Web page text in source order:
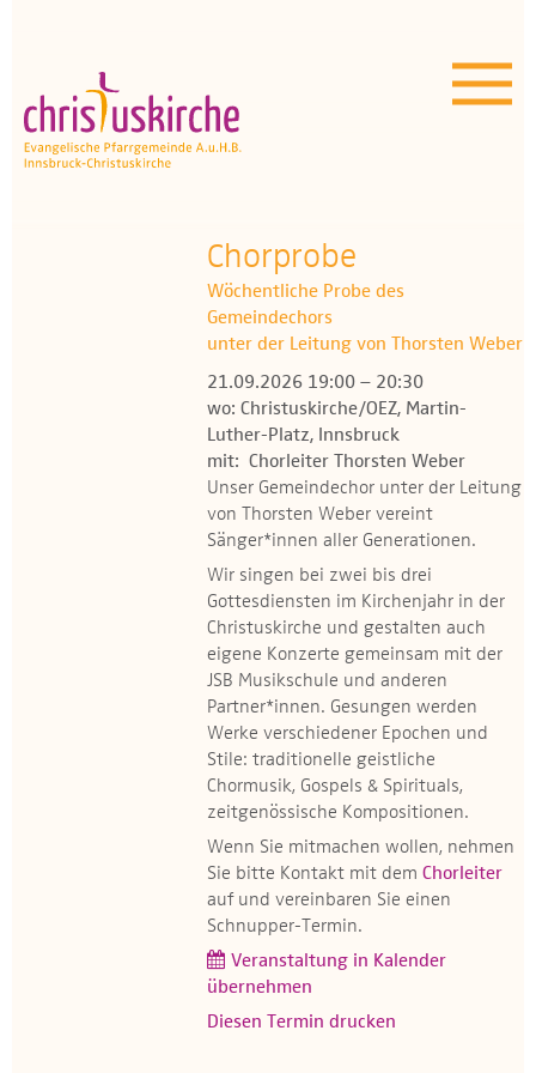
Unser Angebot
OEZ
Wissenswertes
Medien
Kontakt
Chorprobe
Wöchentliche Probe des
Gemeindechors
unter der Leitung von Thorsten Weber
21.09.2026 19:00 – 20:30
wo: Christuskirche/OEZ, Martin-
Luther-Platz, Innsbruck
mit: Chorleiter Thorsten Weber
Unser Gemeindechor unter der Leitung
von Thorsten Weber vereint
Sänger*innen aller Generationen.
Wir singen bei zwei bis drei
Gottesdiensten im Kirchenjahr in der
Christuskirche und gestalten auch
eigene Konzerte gemeinsam mit der
JSB Musikschule und anderen
Partner*innen. Gesungen werden
Werke verschiedener Epochen und
Stile: traditionelle geistliche
Chormusik, Gospels & Spirituals,
zeitgenössische Kompositionen.
Wenn Sie mitmachen wollen, nehmen
Sie bitte Kontakt mit dem Chorleiter
auf und vereinbaren Sie einen
Schnupper-Termin.
Veranstaltung in Kalender
übernehmen
Diesen Termin drucken